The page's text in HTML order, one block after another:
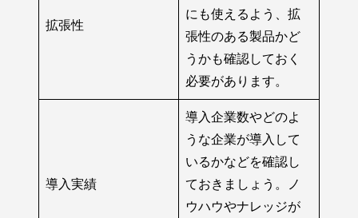
拡張性
にも使えるよう、拡
張性のある製品かど
うかも確認しておく
必要があります。
導入実績
導入企業数やどのよ
うな企業が導入して
いるかなどを確認し
ておきましょう。ノ
ウハウやナレッジが